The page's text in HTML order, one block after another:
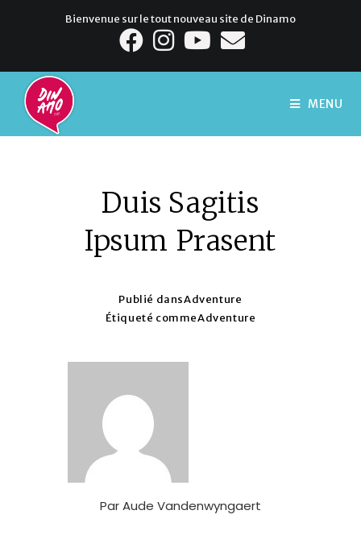
Bienvenue sur le tout nouveau site de Dinamo
MENU
Duis Sagitis
Ipsum Prasent
Publié dansAdventure
Étiqueté commeAdventure
ParAude Vandenwyngaert